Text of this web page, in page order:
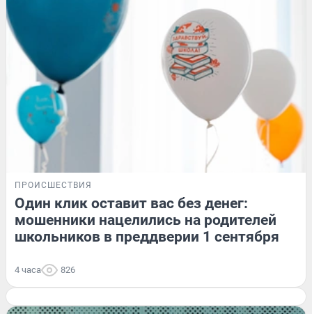
ПРОИСШЕСТВИЯ
Один клик оставит вас без денег:
мошенники нацелились на родителей
школьников в преддверии 1 сентября
4 часа 826